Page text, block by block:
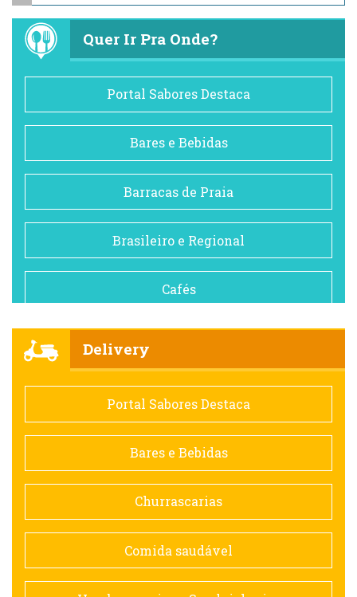
Quer Ir Pra Onde?
Portal Sabores Destaca
Bares e Bebidas
Barracas de Praia
Brasileiro e Regional
Cafés
Comida saudável
Contemporânea
Doceria
Espanhola
Francesa
Delivery
Portal Sabores Destaca
Bares e Bebidas
Churrascarias
Comida saudável